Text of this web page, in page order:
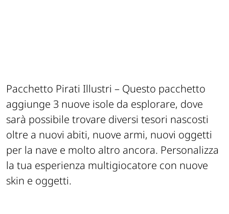
Pacchetto Pirati Illustri – Questo pacchetto
aggiunge 3 nuove isole da esplorare, dove
sarà possibile trovare diversi tesori nascosti
oltre a nuovi abiti, nuove armi, nuovi oggetti
per la nave e molto altro ancora. Personalizza
la tua esperienza multigiocatore con nuove
skin e oggetti.